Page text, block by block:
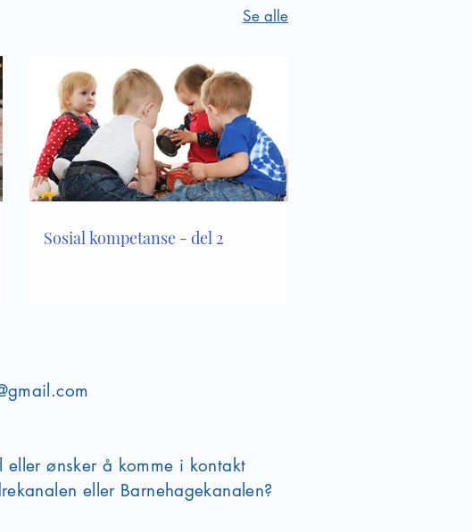
Se alle
Sosial kompetanse - del 2
eller ønsker å komme i kontakt
eller Barnehagekanalen?